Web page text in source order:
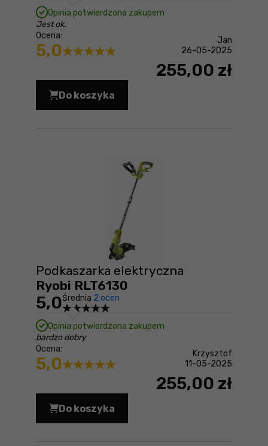
Opinia potwierdzona zakupem
Jest ok.
Ocena:
5,0
Jan
26-05-2025
255,00 zł
Do koszyka
Podkaszarka elektryczna Ryobi
Podkaszarka elektryczna
Ryobi RLT6130
5,0Średnia 2 ocen
Opinia potwierdzona zakupem
bardzo dobry
Ocena:
5,0
Krzysztof
11-05-2025
255,00 zł
Do koszyka
Podkaszarka elektryczna Ryobi